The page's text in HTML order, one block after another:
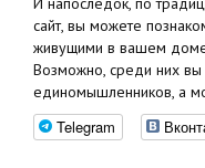
сайт, вы можете
живущими в вашем
Возможно, среди них
единомышленников, а
Telegram